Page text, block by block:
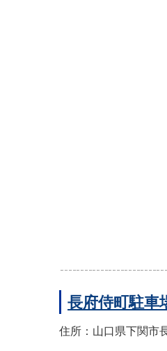
長府侍町駐車
住所：山口県下関市